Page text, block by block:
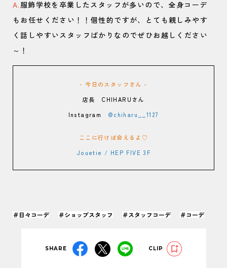
A. 服飾学校を卒業したスタッフが多いので、全身コーデ
もお任せください！！個性的ですが、とても親しみやす
く話しやすいスタッフばかりなのでぜひお越しください
～！
- 今日のスタッフさん -
店長 CHIHARUさん
Instagram @chiharu__1127
ここに行けば会えるよ♡
Jouetie / HEP FIVE 3F
＃日々コーデ ＃ショップスタッフ ＃スタッフコーデ ＃コーデ
SHARE CLIP